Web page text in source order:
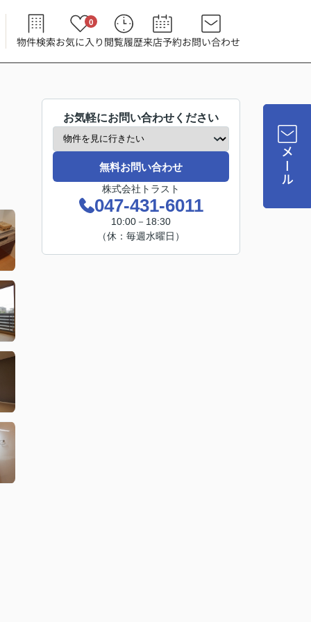
物件検索お気に入り
0
閲覧履歴来店予約お問い合わせ
メール
お気軽にお問い合わせください
無料お問い合わせ
株式会社トラスト
047-431-6011
10:00－18:30
（休：毎週水曜日）